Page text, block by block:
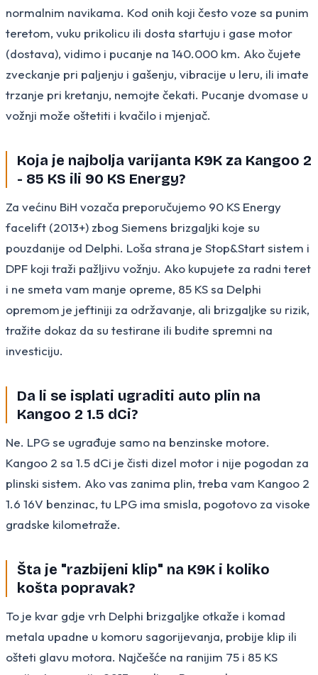
normalnim navikama. Kod onih koji često voze sa punim
teretom, vuku prikolicu ili dosta startuju i gase motor
(dostava), vidimo i pucanje na 140.000 km. Ako čujete
zveckanje pri paljenju i gašenju, vibracije u leru, ili imate
trzanje pri kretanju, nemojte čekati. Pucanje dvomase u
vožnji može oštetiti i kvačilo i mjenjač.
Koja je najbolja varijanta K9K za Kangoo 2
- 85 KS ili 90 KS Energy?
Za većinu BiH vozača preporučujemo 90 KS Energy
facelift (2013+) zbog Siemens brizgaljki koje su
pouzdanije od Delphi. Loša strana je Stop&Start sistem i
DPF koji traži pažljivu vožnju. Ako kupujete za radni teret
i ne smeta vam manje opreme, 85 KS sa Delphi
opremom je jeftiniji za održavanje, ali brizgaljke su rizik,
tražite dokaz da su testirane ili budite spremni na
investiciju.
Da li se isplati ugraditi auto plin na
Kangoo 2 1.5 dCi?
Ne. LPG se ugrađuje samo na benzinske motore.
Kangoo 2 sa 1.5 dCi je čisti dizel motor i nije pogodan za
plinski sistem. Ako vas zanima plin, treba vam Kangoo 2
1.6 16V benzinac, tu LPG ima smisla, pogotovo za visoke
gradske kilometraže.
Šta je "razbijeni klip" na K9K i koliko
košta popravak?
To je kvar gdje vrh Delphi brizgaljke otkaže i komad
metala upadne u komoru sagorijevanja, probije klip ili
ošteti glavu motora. Najčešće na ranijim 75 i 85 KS